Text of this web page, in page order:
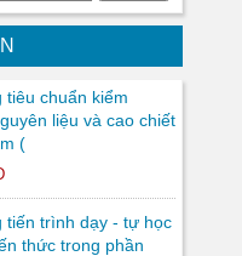
tiêu chuẩn kiểm
liệu và cao chiết
(
tiến trình dạy - tự học
thức trong phần